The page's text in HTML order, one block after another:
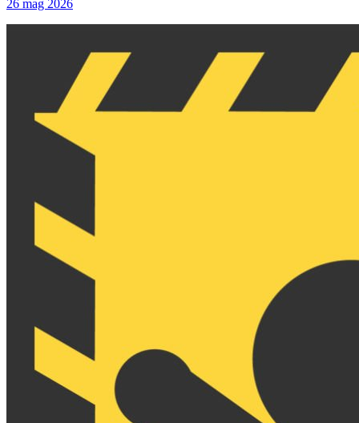
26 mag 2026